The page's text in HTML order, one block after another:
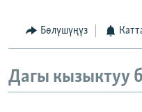
Бөлүшүңүз
Дагы кызыктуу